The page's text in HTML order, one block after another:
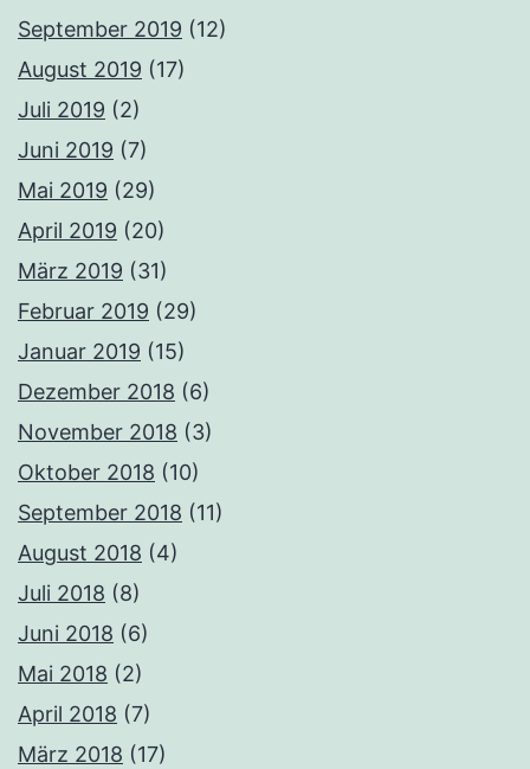
September 2019 (12)
August 2019 (17)
Juli 2019 (2)
Juni 2019 (7)
Mai 2019 (29)
April 2019 (20)
März 2019 (31)
Februar 2019 (29)
Januar 2019 (15)
Dezember 2018 (6)
November 2018 (3)
Oktober 2018 (10)
September 2018 (11)
August 2018 (4)
Juli 2018 (8)
Juni 2018 (6)
Mai 2018 (2)
April 2018 (7)
März 2018 (17)